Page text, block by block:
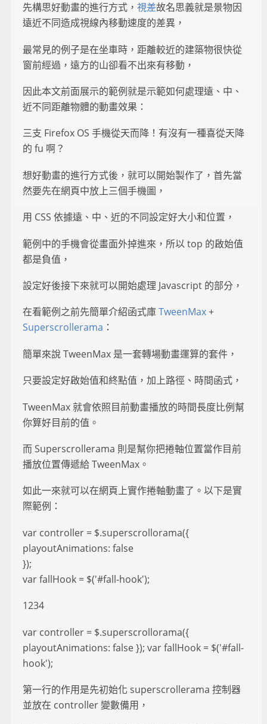
先構思好動畫的進行方式， 視差故名思義就是景物因
遠近不同造成視線內移動速度的差異，
最常見的例子是在坐車時，距離較近的建築物很快從
窗前經過，遠方的山卻看不出來有移動，
因此本文前面展示的範例就是示範如何處理遠、中、
近不同距離物體的動畫效果：
三支 Firefox OS 手機從天而降！有沒有一種喜從天降
的 fu 啊？
想好動畫的進行方式後，就可以開始製作了，首先當
然要先在網頁中放上三個手機圖，
用 CSS 依據遠、中、近的不同設定好大小和位置，
範例中的手機會從畫面外掉進來，所以 top 的啟始值
都是負值，
設定好後接下來就可以開始處理 Javascript 的部分，
在看範例之前先簡單介紹函式庫TweenMax+
Superscrollerama ：
簡單來說 TweenMax 是一套轉場動畫運算的套件，
只要設定好啟始值和終點值，加上路徑、時間函式，
TweenMax 就會依照目前動畫播放的時間長度比例幫
你算好目前的值。
而 Superscrollerama 則是幫你把捲軸位置當作目前
播放位置傳遞給 TweenMax。
如此一來就可以在網頁上實作捲軸動畫了。以下是實
際範例：
var controller = $.superscrollorama({
playoutAnimations: false
});
var fallHook = $('#fall-hook');
1234
var controller = $.superscrollorama({
playoutAnimations: false }); var fallHook = $('#fall-
hook');
第一行的作用是先初始化 superscrollerama 控制器
並放在 controller 變數備用，